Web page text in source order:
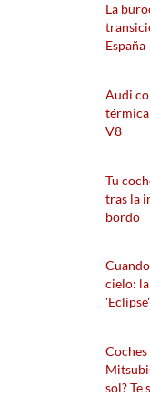
La
España
Audi
V8
Tu
tras la
bordo
cielo:
'Eclipse'
Coches
sol? Te